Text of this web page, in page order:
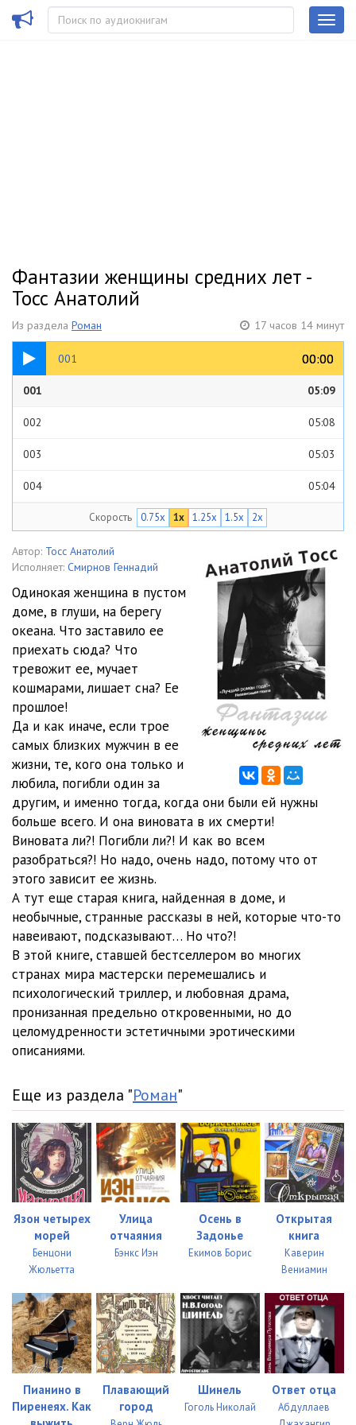
Фантазии женщины средних лет -
Тосс Анатолий
Из раздела Роман 17 часов 14 минут
001 00:00
00:00
05:09
001 05:09
002 05:08
003 05:03
004 05:04
006 05:10
05:03
008
009 05:05
010 05:08
011 05:19
012 05:08
013
014 05:11
015
016 05:08
017
018
019
020
021
022
023
024 01:51
025 05:08
026 05:01
027 05:29
028 05:04
030 05:10
031 05:05
032 05:23
033 05:07
Скорость 0.75x 1x 1.25x 1.5x 2x
Автор: Тосс Анатолий
Исполняет: Смирнов Геннадий
Одинокая женщина в пустом
доме, в глуши, на берегу
океана. Что заставило ее
приехать сюда? Что
тревожит ее, мучает
кошмарами, лишает сна? Ее
прошлое!
Да и как иначе, если трое
самых близких мужчин в ее
жизни, те, кого она только и
любила, погибли один за
другим, и именно тогда, когда они были ей нужны
больше всего. И она виновата в их смерти!
Виновата ли?! Погибли ли?! И как во всем
разобраться?! Но надо, очень надо, потому что от
этого зависит ее жизнь.
А тут еще старая книга, найденная в доме, и
необычные, странные рассказы в ней, которые что-то
навеивают, подсказывают… Но что?!
В этой книге, ставшей бестселлером во многих
странах мира мастерски перемешались и
психологический триллер, и любовная драма,
пронизанная предельно откровенными, но до
целомудренности эстетичными эротическими
описаниями.
Еще из раздела "Роман"
Язон четырех
морей
Бенцони
Жюльетта
Улица
отчаяния
Бэнкс Иэн
Осень в
Задонье
Екимов Борис
Открытая
книга
Каверин
Вениамин
Пианино в
Пиренеях. Как
Плавающий
город
Шинель
Гоголь Николай
Ответ отца
Абдуллаев